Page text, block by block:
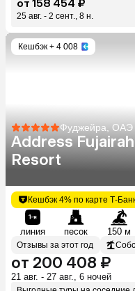
от 158 454 ₽
25 авг. - 2 сент., 8 н.
Кешбэк + 4 008
Фуджейра, ОАЭ
Address
Resort
Кешбэк 4% по карте Т-
линия песок 150 м
Отзывы за этот год
от 200 408 ₽
21 авг. - 27 авг., 6 ночей